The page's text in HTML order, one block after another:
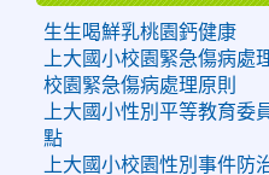
生生喝鮮乳桃園鈣健康
上大國小校園緊急傷病處
校園緊急傷病處理原則
上大國小性別平等教育委
點
上大國小校園性別事件防